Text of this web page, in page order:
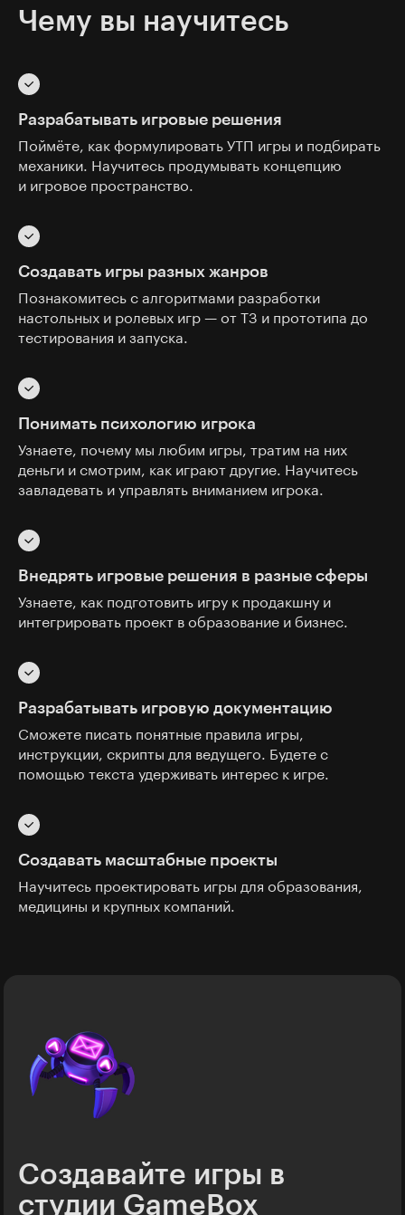
Чему вы научитесь
Разрабатывать игровые решения
Поймёте, как формулировать УТП игры и подбирать
механики. Научитесь продумывать концепцию
и игровое пространство.
Создавать игры разных жанров
Познакомитесь с алгоритмами разработки
настольных и ролевых игр — от ТЗ и прототипа до
тестирования и запуска.
Понимать психологию игрока
Узнаете, почему мы любим игры, тратим на них
деньги и смотрим, как играют другие. Научитесь
завладевать и управлять вниманием игрока.
Внедрять игровые решения в разные сферы
Узнаете, как подготовить игру к продакшну и
интегрировать проект в образование и бизнес.
Разрабатывать игровую документацию
Сможете писать понятные правила игры,
инструкции, скрипты для ведущего. Будете с
помощью текста удерживать интерес к игре.
Создавать масштабные проекты
Научитесь проектировать игры для образования,
медицины и крупных компаний.
Создавайте игры в
студии GameBox